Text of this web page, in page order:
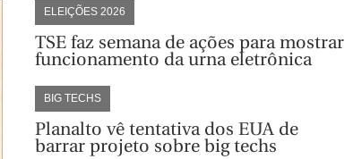
ELEIÇÕES 2026
TSE faz semana de ações para mostrar
funcionamento da urna eletrônica
BIG TECHS
Planalto vê tentativa dos EUA de
barrar projeto sobre big techs